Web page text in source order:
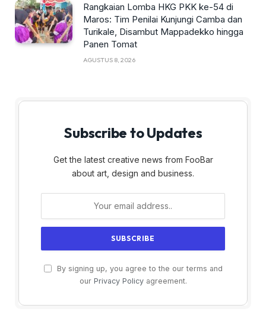
Rangkaian Lomba HKG PKK ke-54 di
Maros: Tim Penilai Kunjungi Camba dan
Turikale, Disambut Mappadekko hingga
Panen Tomat
AGUSTUS 8, 2026
Subscribe to Updates
Get the latest creative news from FooBar
about art, design and business.
By signing up, you agree to the our terms and
our Privacy Policyagreement.